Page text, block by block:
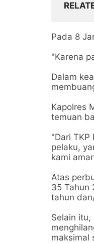
Pada 8
"Karena
Dalam
Kapolres
temuan
"Dari
pelaku,
kami
Atas
35 Tahun
tahun
Selain itu,
maksimal